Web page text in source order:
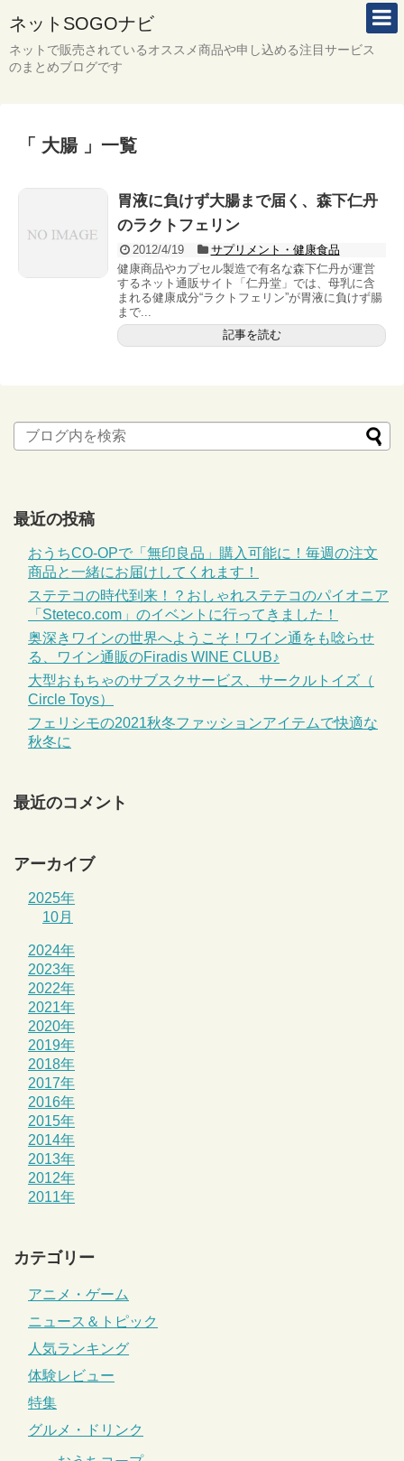
ネットSOGOナビ
ネットで販売されているオススメ商品や申し込める注目サービス
のまとめブログです
「 大腸 」一覧
胃液に負けず大腸まで届く、森下仁丹
のラクトフェリン
2012/4/19
サプリメント・健康食品
健康商品やカプセル製造で有名な森下仁丹が運営
するネット通販サイト「仁丹堂」では、母乳に含
まれる健康成分“ラクトフェリン”が胃液に負けず腸
まで...
記事を読む
最近の投稿
おうちCO-OPで「無印良品」購入可能に！毎週の注文
商品と一緒にお届けしてくれます！
ステテコの時代到来！？おしゃれステテコのパイオニア
「Steteco.com」のイベントに行ってきました！
奥深きワインの世界へようこそ！ワイン通をも唸らせ
る、ワイン通販のFiradis WINE CLUB♪
大型おもちゃのサブスクサービス、サークルトイズ（
Circle Toys）
フェリシモの2021秋冬ファッションアイテムで快適な
秋冬に
最近のコメント
アーカイブ
2025年
10月
2024年
2023年
2022年
2021年
2020年
2019年
2018年
2017年
2016年
2015年
2014年
2013年
2012年
2011年
カテゴリー
アニメ・ゲーム
ニュース＆トピック
人気ランキング
体験レビュー
特集
グルメ・ドリンク